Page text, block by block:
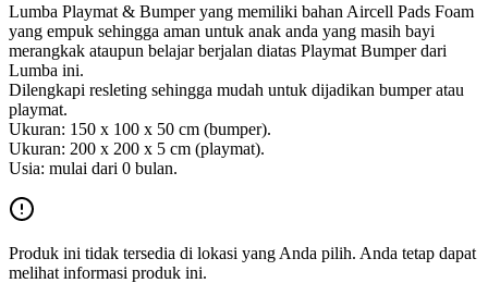
Lumba Playmat & Bumper yang memiliki bahan Aircell Pads Foam
yang empuk sehingga aman untuk anak anda yang masih bayi
merangkak ataupun belajar berjalan diatas Playmat Bumper dari
Lumba ini.
Dilengkapi resleting sehingga mudah untuk dijadikan bumper atau
playmat.
Ukuran: 150 x 100 x 50 cm (bumper).
Ukuran: 200 x 200 x 5 cm (playmat).
Usia: mulai dari 0 bulan.
Produk ini tidak tersedia di lokasi yang Anda pilih. Anda tetap dapat
melihat informasi produk ini.